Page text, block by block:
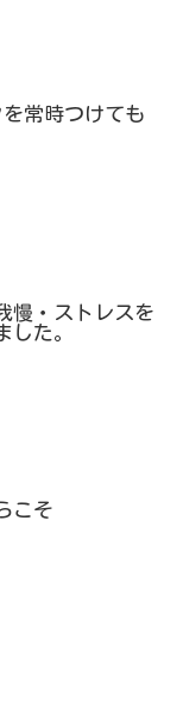
常時つけても
慢・ストレスを
した。
こそ